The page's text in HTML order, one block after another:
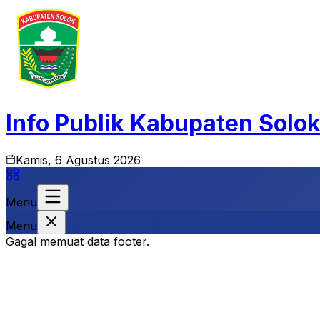
Info Publik Kabupaten Solok
Kamis, 6 Agustus 2026
Menu
Menu
Gagal memuat data footer.